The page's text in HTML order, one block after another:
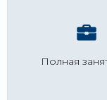
Полная